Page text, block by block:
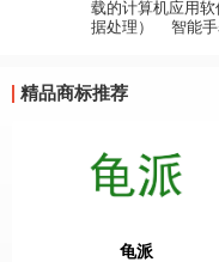
载的计算机应用软
据处理）
智能手
精品商标推荐
龟派